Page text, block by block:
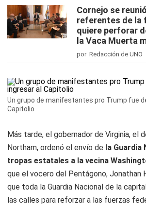
Cornejo se
referentes de la
quiere perforar
la Vaca Muerta
por Redacción de UNO
Un grupo de manifestantes pro Trump fue
Capitolio
Más tarde, el gobernador de Virginia, el
Northam, ordenó el envío de la Guardia
tropas estatales a la vecina
que el vocero del Pentágono, Jonathan
que toda la Guardia Nacional de la
las calles para reforzar a las fuerzas